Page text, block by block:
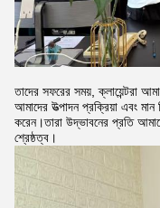
তাদের সফরের সময়, ক্লায়েন্টরা
আমাদের উত্পাদন প্রক্রিয়া এবং মান
করেন।তারা উদ্ভাবনের প্রতি
শ্রেষ্ঠত্ব।